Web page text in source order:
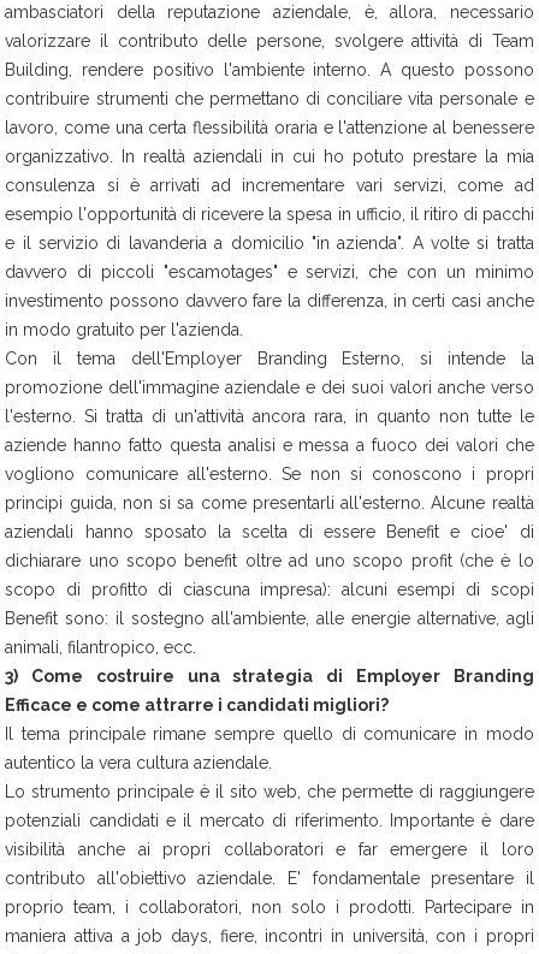
ambasciatori della reputazione aziendale, è, allora, necessario
valorizzare il contributo delle persone, svolgere attività di Team
Building, rendere positivo l'ambiente interno. A questo possono
contribuire strumenti che permettano di conciliare vita personale e
lavoro, come una certa flessibilità oraria e l'attenzione al benessere
organizzativo. In realtà aziendali in cui ho potuto prestare la mia
consulenza si è arrivati ad incrementare vari servizi, come ad
esempio l'opportunità di ricevere la spesa in ufficio, il ritiro di pacchi
e il servizio di lavanderia a domicilio "in azienda". A volte si tratta
davvero di piccoli "escamotages" e servizi, che con un minimo
investimento possono davvero fare la differenza, in certi casi anche
in modo gratuito per l'azienda.
Con il tema dell'Employer Branding Esterno, si intende la
promozione dell'immagine aziendale e dei suoi valori anche verso
l'esterno. Si tratta di un'attività ancora rara, in quanto non tutte le
aziende hanno fatto questa analisi e messa a fuoco dei valori che
vogliono comunicare all'esterno. Se non si conoscono i propri
principi guida, non si sa come presentarli all'esterno. Alcune realtà
aziendali hanno sposato la scelta di essere Benefit e cioe' di
dichiarare uno scopo benefit oltre ad uno scopo profit (che è lo
scopo di profitto di ciascuna impresa): alcuni esempi di scopi
Benefit sono: il sostegno all'ambiente, alle energie alternative, agli
animali, filantropico, ecc.
3) Come costruire una strategia di Employer Branding
Efficace e come attrarre i candidati migliori?
Il tema principale rimane sempre quello di comunicare in modo
autentico la vera cultura aziendale.
Lo strumento principale è il sito web, che permette di raggiungere
potenziali candidati e il mercato di riferimento. Importante è dare
visibilità anche ai propri collaboratori e far emergere il loro
contributo all'obiettivo aziendale. E' fondamentale presentare il
proprio team, i collaboratori, non solo i prodotti. Partecipare in
maniera attiva a job days, fiere, incontri in università, con i propri